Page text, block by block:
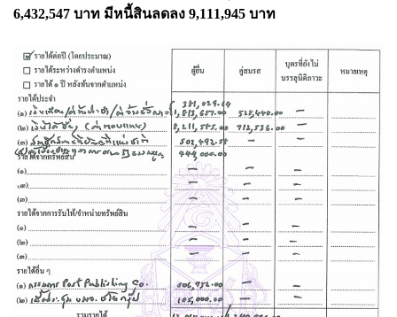
6,432,547 บาท มีหนี้สินลดลง 9,111,945 บาท